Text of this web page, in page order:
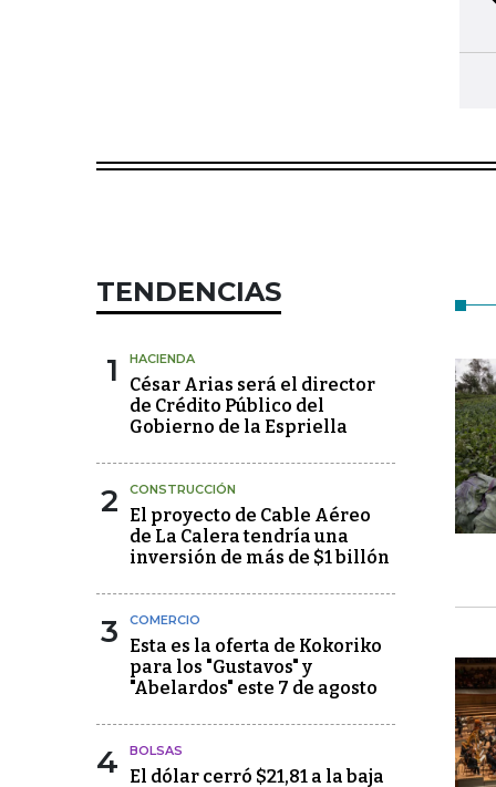
TENDENCIAS
1 HACIENDA
César Arias será el director
de Crédito Público del
Gobierno de la Espriella
2 CONSTRUCCIÓN
El proyecto de Cable Aéreo
de La Calera tendría una
inversión de más de $1 billón
3 COMERCIO
Esta es la oferta de Kokoriko
para los "Gustavos" y
"Abelardos" este 7 de agosto
4 BOLSAS
El dólar cerró $21,81 a la baja